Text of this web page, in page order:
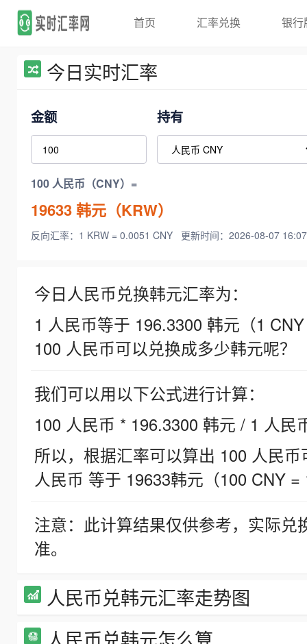
首页 汇率兑换 银行
今日实时汇率
金额 持有
100 人民币（CNY）=
19633韩元（KRW）
反向汇率：1 KRW = 0.0051 CNY 更新时间：2026-08-07
今日人民币兑换韩元汇率为：
1 人民币等于 196.3300 韩元（1
100 人民币可以兑换成多少韩元呢？
我们可以用以下公式进行计算：
100 人民币 * 196.3300 韩元 / 1 人民
所以，根据汇率可以算出 100 人民
人民币 等于 19633韩元（100 CNY =
注意：此计算结果仅供参考，实际
准。
人民币兑韩元汇率走势图